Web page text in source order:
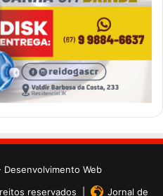
Desenvolvimento Web
reservados |
Jornal de